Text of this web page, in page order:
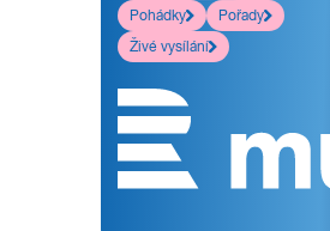
Pohádky
Pořady
Živé vysílání